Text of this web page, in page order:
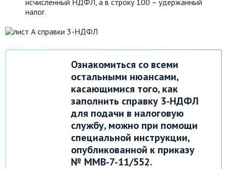
налог.
Ознакомиться со всеми
остальными нюансами,
касающимися того, как
заполнить справку 3-НДФЛ
для подачи в налоговую
службу, можно при помощи
специальной инструкции,
опубликованной к приказу
№ ММВ-7-11/552.